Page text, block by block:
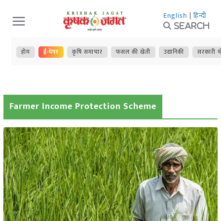
Skip
to
content
English | हिन्दी
Search
होम ई-पेपर कृषि समाचार फसल की खेती उद्यानिकी सरकारी
Farmer Income Protection Scheme